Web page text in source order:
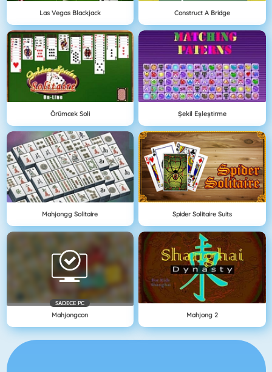
Las Vegas Blackjack Construct A Bridge
Örümcek Soli Şekil Eşleştirme
Mahjongg Solitaire Spider Solitaire Suits
SADECE PC
Mahjongcon Mahjong 2